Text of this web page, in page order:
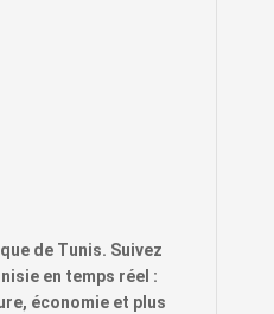
de Tunis. Suivez
en temps réel :
économie et plus